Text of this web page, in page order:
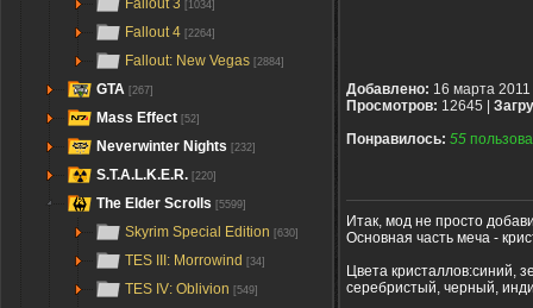
Fallout 3 [1034]
Fallout 4 [2264]
Fallout: New Vegas [2884]
GTA [267]
Mass Effect [52]
Neverwinter Nights [232]
S.T.A.L.K.E.R. [220]
The Elder Scrolls [5599]
Skyrim Special Edition [630]
TES III: Morrowind [34]
TES IV: Oblivion [549]
Добавлено: 16 марта 2011
Просмотров: 12645 |
Понравилось: 55
Итак, мод не просто
Основная часть меча -
Цвета кристаллов:синий,
серебристый, черный,